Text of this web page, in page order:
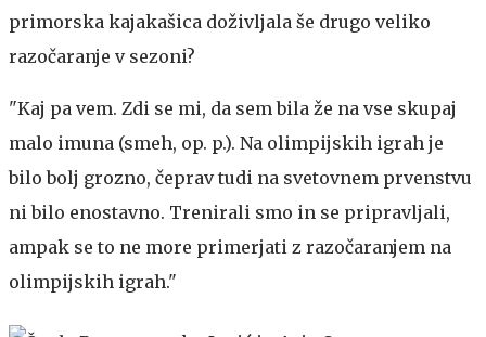
primorska kajakašica doživljala še drugo veliko
razočaranje v sezoni?
"Kaj pa vem. Zdi se mi, da sem bila že na vse skupaj
malo imuna (smeh, op. p.). Na olimpijskih igrah je
bilo bolj grozno, čeprav tudi na svetovnem prvenstvu
ni bilo enostavno. Trenirali smo in se pripravljali,
ampak se to ne more primerjati z razočaranjem na
olimpijskih igrah."